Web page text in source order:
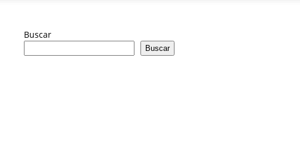
Buscar
Buscar